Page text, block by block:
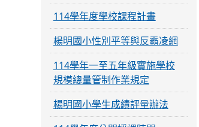
114學年度學校課程計畫
楊明國小性別平等與反霸凌網
114學年一至五年級實施學校
規模總量管制作業規定
楊明國小學生成績評量辦法